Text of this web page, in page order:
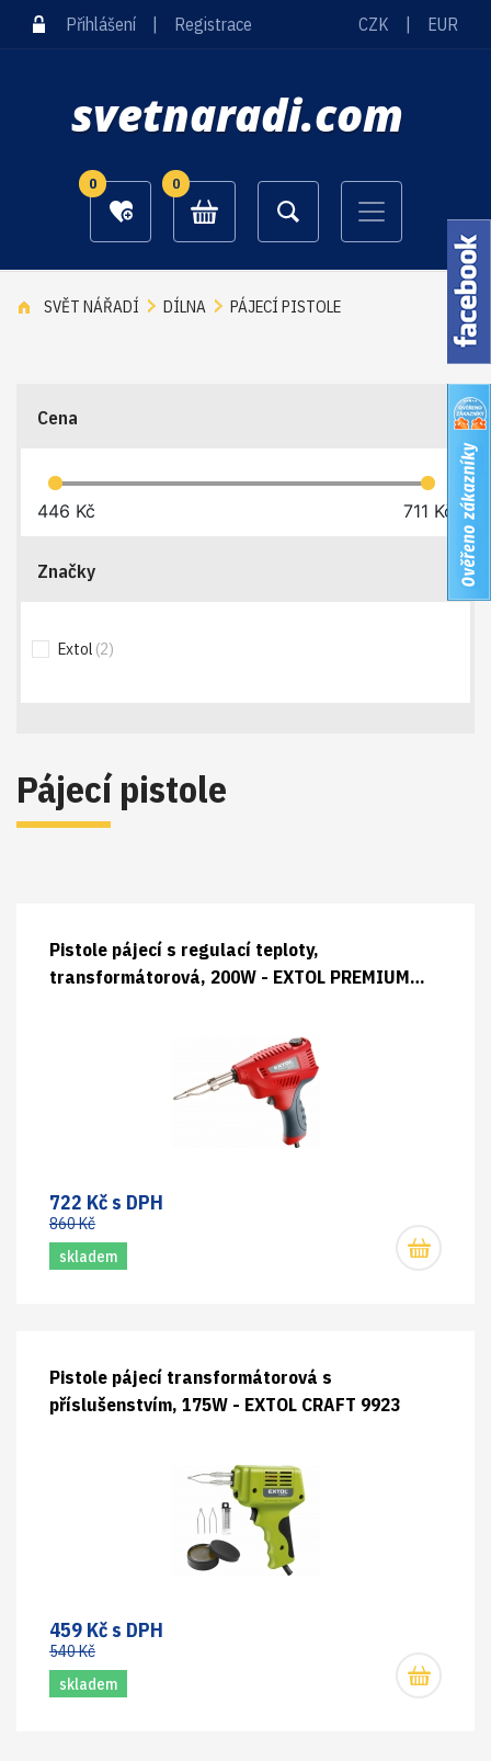
Přihlášení Registrace CZK EUR
svetnaradi.com
0 0
SVĚT NÁŘADÍ DÍLNA PÁJECÍ PISTOLE
Cena
446 Kč 711 Kč
Značky
Extol (2)
Pájecí pistole
Pistole pájecí s regulací teploty,
transformátorová, 200W - EXTOL PREMIUM
722 Kč s DPH
860 Kč
skladem
Pistole pájecí transformátorová s
příslušenstvím, 175W - EXTOL CRAFT 9923
459 Kč s DPH
540 Kč
skladem